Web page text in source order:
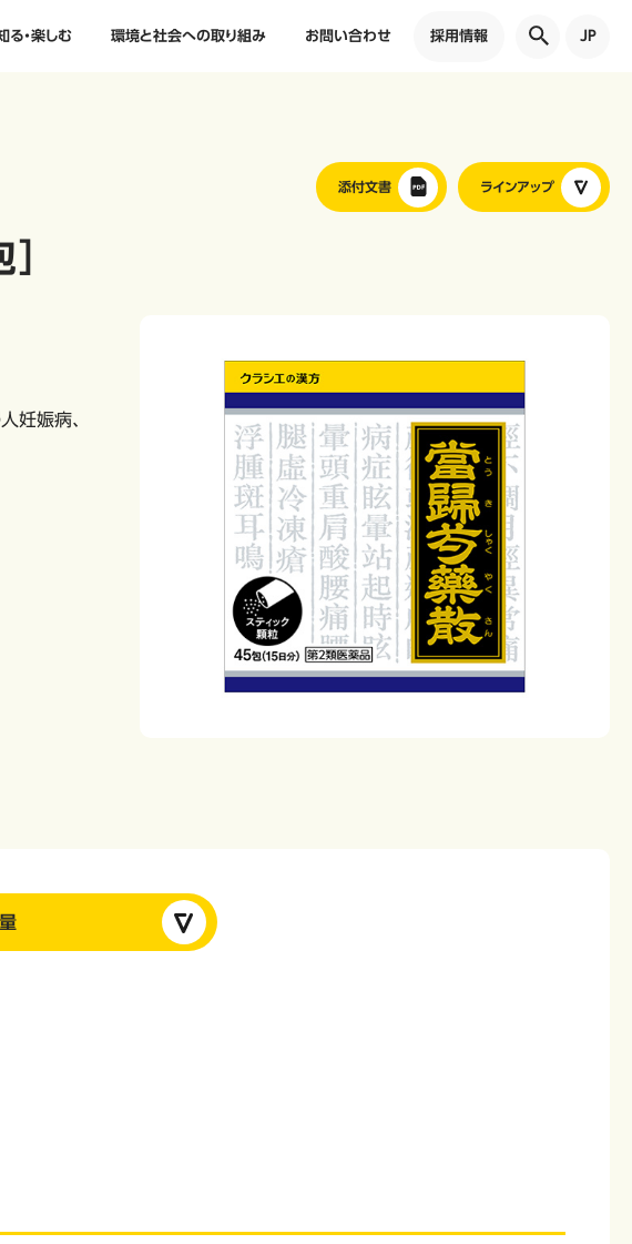
る・楽しむ 環境と社会への取り組み お問い合わせ 採用情報 JP
添付文書 ラインアップ
妊娠病、